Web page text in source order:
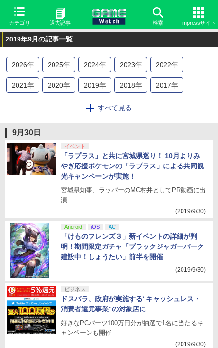
カテゴリ 過去記事 検索 Impressサイト
2019年9月の記事一覧
2026年 2025年 2024年 2023年 2022年
2021年 2020年 2019年 2018年 2017年
2014年 2013
2006年 2005 年 2004
2001年 2000年
すべて見る
9月30日
イベント
「ラプラス」と共に宮城県巡り！ 10月よりみ
やぎ応援ポケモンの「ラプラス」による共同観
光キャンペーンが実施！
宮城県知事、ラッパーのMC村井としてPR動画に出
演
(2019/9/30)
Android iOS AC
「けものフレンズ３」新イベントの詳細が判
明！期間限定ガチャ「ブラックジャガーパーク
建設中！しょうたい」前半を開催
(2019/9/30)
ビジネス
ドスパラ、政府が実施する“キャッシュレス・
消費者還元事業”の対象店に
好きなPCパーツ100万円分が抽選で1名に当たるキ
ャンペーンも開催
(2019/9/30)